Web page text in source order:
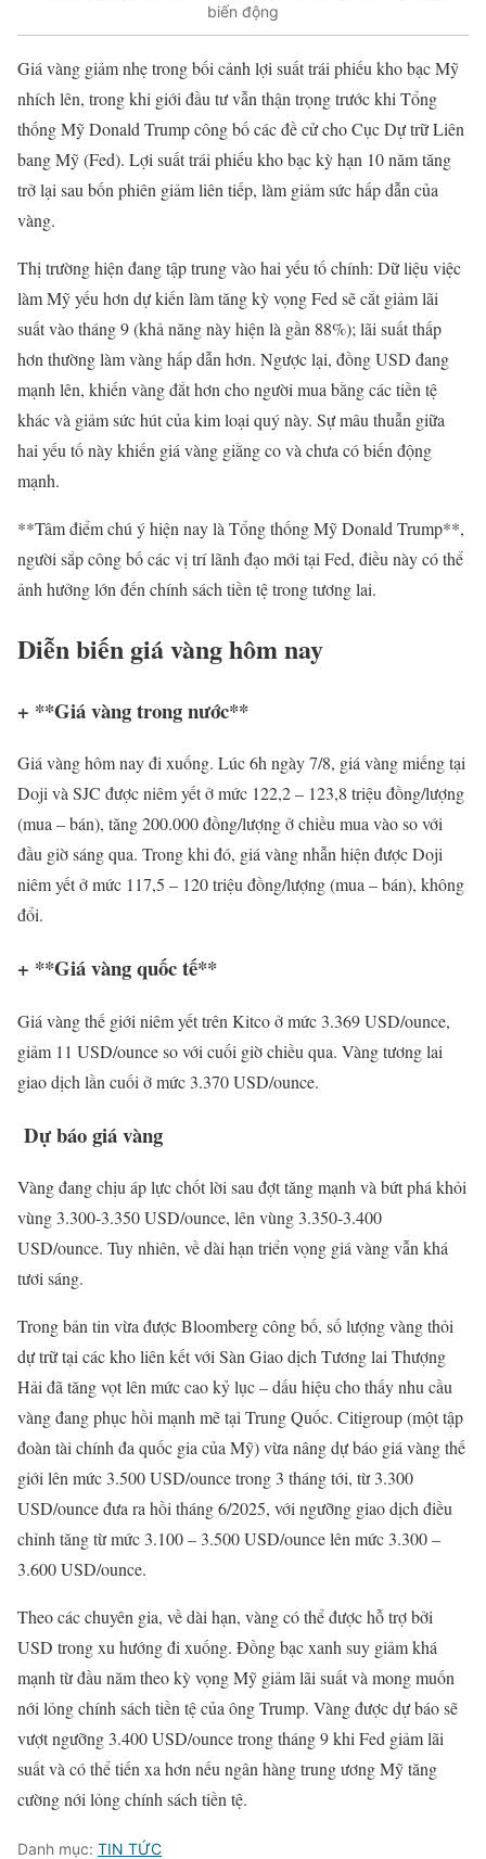
biến động
Giá vàng giảm nhẹ trong bối cảnh lợi suất trái phiếu kho bạc Mỹ
nhích lên, trong khi giới đầu tư vẫn thận trọng trước khi Tổng
thống Mỹ Donald Trump công bố các đề cử cho Cục Dự trữ Liên
bang Mỹ (Fed). Lợi suất trái phiếu kho bạc kỳ hạn 10 năm tăng
trở lại sau bốn phiên giảm liên tiếp, làm giảm sức hấp dẫn của
vàng.
Thị trường hiện đang tập trung vào hai yếu tố chính: Dữ liệu việc
làm Mỹ yếu hơn dự kiến làm tăng kỳ vọng Fed sẽ cắt giảm lãi
suất vào tháng 9 (khả năng này hiện là gần 88%); lãi suất thấp
hơn thường làm vàng hấp dẫn hơn. Ngược lại, đồng USD đang
mạnh lên, khiến vàng đắt hơn cho người mua bằng các tiền tệ
khác và giảm sức hút của kim loại quý này. Sự mâu thuẫn giữa
hai yếu tố này khiến giá vàng giằng co và chưa có biến động
mạnh.
**Tâm điểm chú ý hiện nay là Tổng thống Mỹ Donald Trump**,
người sắp công bố các vị trí lãnh đạo mới tại Fed, điều này có thể
ảnh hưởng lớn đến chính sách tiền tệ trong tương lai.
Diễn biến giá vàng hôm nay
+ **Giá vàng trong nước**
Giá vàng hôm nay đi xuống. Lúc 6h ngày 7/8, giá vàng miếng tại
Doji và SJC được niêm yết ở mức 122,2 – 123,8 triệu đồng/lượng
(mua – bán), tăng 200.000 đồng/lượng ở chiều mua vào so với
đầu giờ sáng qua. Trong khi đó, giá vàng nhẫn hiện được Doji
niêm yết ở mức 117,5 – 120 triệu đồng/lượng (mua – bán), không
đổi.
+ **Giá vàng quốc tế**
Giá vàng thế giới niêm yết trên Kitco ở mức 3.369 USD/ounce,
giảm 11 USD/ounce so với cuối giờ chiều qua. Vàng tương lai
giao dịch lần cuối ở mức 3.370 USD/ounce.
Dự báo giá vàng
Vàng đang chịu áp lực chốt lời sau đợt tăng mạnh và bứt phá khỏi
vùng 3.300-3.350 USD/ounce, lên vùng 3.350-3.400
USD/ounce. Tuy nhiên, về dài hạn triển vọng giá vàng vẫn khá
tươi sáng.
Trong bản tin vừa được Bloomberg công bố, số lượng vàng thỏi
dự trữ tại các kho liên kết với Sàn Giao dịch Tương lai Thượng
Hải đã tăng vọt lên mức cao kỷ lục – dấu hiệu cho thấy nhu cầu
vàng đang phục hồi mạnh mẽ tại Trung Quốc. Citigroup (một tập
đoàn tài chính đa quốc gia của Mỹ) vừa nâng dự báo giá vàng thế
giới lên mức 3.500 USD/ounce trong 3 tháng tới, từ 3.300
USD/ounce đưa ra hồi tháng 6/2025, với ngưỡng giao dịch điều
chỉnh tăng từ mức 3.100 – 3.500 USD/ounce lên mức 3.300 –
3.600 USD/ounce.
Theo các chuyên gia, về dài hạn, vàng có thể được hỗ trợ bởi
USD trong xu hướng đi xuống. Đồng bạc xanh suy giảm khá
mạnh từ đầu năm theo kỳ vọng Mỹ giảm lãi suất và mong muốn
nới lỏng chính sách tiền tệ của ông Trump. Vàng được dự báo sẽ
vượt ngưỡng 3.400 USD/ounce trong tháng 9 khi Fed giảm lãi
suất và có thể tiến xa hơn nếu ngân hàng trung ương Mỹ tăng
cường nới lỏng chính sách tiền tệ.
Danh mục: TIN TỨC